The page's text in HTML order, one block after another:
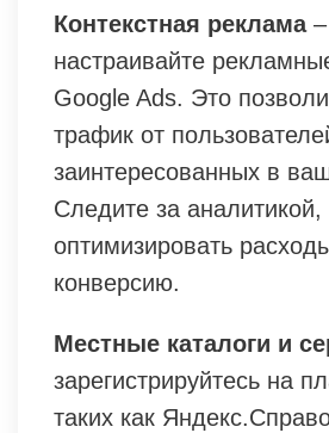
Контекстная реклама–
настраивайте
Google Ads. Это
трафик от
заинтересованных в
Следите за аналитикой,
оптимизировать
конверсию.
Местные каталоги и
зарегистрируйтесь на
таких как